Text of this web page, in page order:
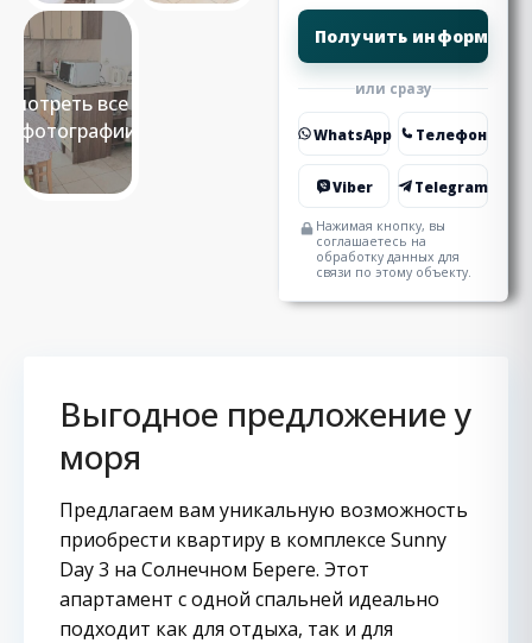
Смотреть все 25
фотографии
или сразу
WhatsApp Телефон
Viber Telegram
Нажимая кнопку, вы
соглашаетесь на
обработку данных для
связи по этому объекту.
Выгодное предложение у
моря
Предлагаем вам уникальную возможность
приобрести квартиру в комплексе Sunny
Day 3 на Солнечном Береге. Этот
апартамент с одной спальней идеально
подходит как для отдыха, так и для